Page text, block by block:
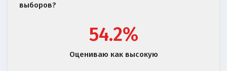
выборов?
54.2%
Оцениваю как высокую